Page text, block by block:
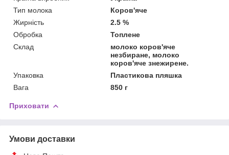
Тип молока
Коров'яче
Жирність
2.5 %
Обробка
Топлене
Склад
молоко коров'яче
незбиране, молоко
коров'яче знежирене.
Упаковка
Пластикова пляшка
Вага
850 г
Приховати
Умови доставки